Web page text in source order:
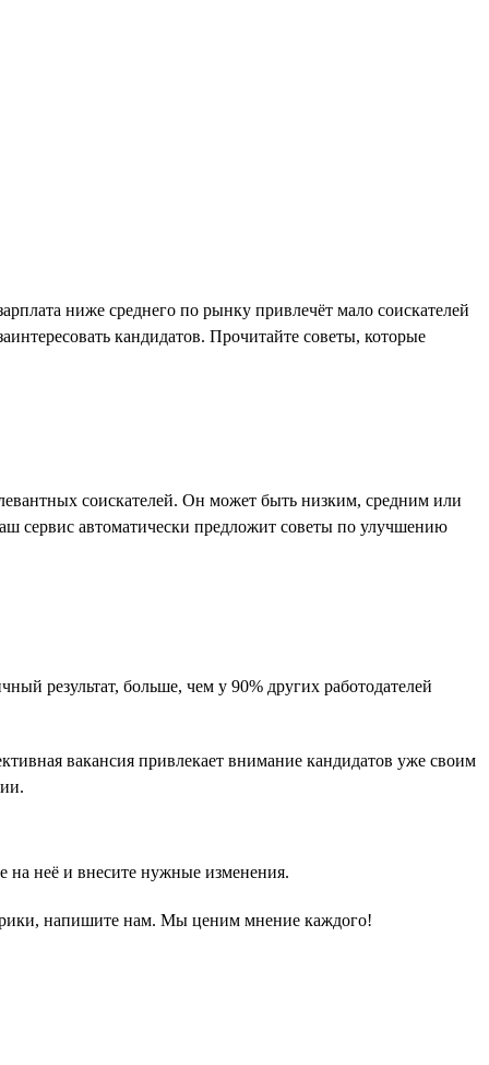
ниже среднего по рынку привлечёт мало соискателей
кандидатов. Прочитайте советы, которые
соискателей. Он может быть низким, средним или
сервис автоматически предложит советы по улучшению
результат, больше, чем у 90% других работодателей
вакансия привлекает внимание кандидатов уже своим
на неё и внесите нужные изменения.
напишите нам. Мы ценим мнение каждого!